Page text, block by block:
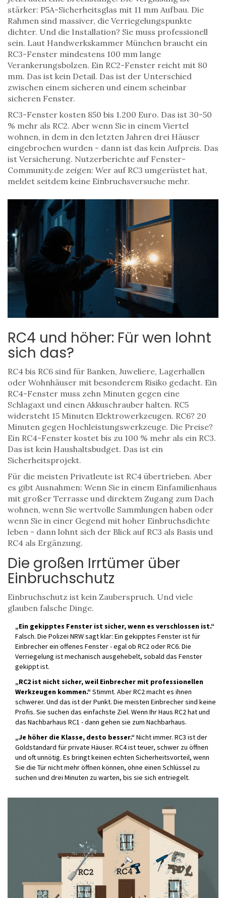
stärker: P5A-Sicherheitsglas mit 11 mm Aufbau. Die
Rahmen sind massiver, die Verriegelungspunkte
dichter. Und die Installation? Sie muss professionell
sein. Laut Handwerkskammer München braucht ein
RC3-Fenster mindestens 100 mm lange
Verankerungsbolzen. Ein RC2-Fenster reicht mit 80
mm. Das ist kein Detail. Das ist der Unterschied
zwischen einem sicheren und einem scheinbar
sicheren Fenster.
RC3-Fenster kosten 850 bis 1.200 Euro. Das ist 30-50
% mehr als RC2. Aber wenn Sie in einem Viertel
wohnen, in dem in den letzten Jahren drei Häuser
eingebrochen wurden - dann ist das kein Aufpreis. Das
ist Versicherung. Nutzerberichte auf Fenster-
Community.de zeigen: Wer auf RC3 umgerüstet hat,
meldet seitdem keine Einbruchsversuche mehr.
RC4 und höher: Für wen lohnt
sich das?
RC4 bis RC6 sind für Banken, Juweliere, Lagerhallen
oder Wohnhäuser mit besonderem Risiko gedacht. Ein
RC4-Fenster muss zehn Minuten gegen eine
Schlagaxt und einen Akkuschrauber halten. RC5
widersteht 15 Minuten Elektrowerkzeugen. RC6? 20
Minuten gegen Hochleistungswerkzeuge. Die Preise?
Ein RC4-Fenster kostet bis zu 100 % mehr als ein RC3.
Das ist kein Haushaltsbudget. Das ist ein
Sicherheitsprojekt.
Für die meisten Privatleute ist RC4 übertrieben. Aber
es gibt Ausnahmen: Wenn Sie in einem Einfamilienhaus
mit großer Terrasse und direktem Zugang zum Dach
wohnen, wenn Sie wertvolle Sammlungen haben oder
wenn Sie in einer Gegend mit hoher Einbruchsdichte
leben - dann lohnt sich der Blick auf RC3 als Basis und
RC4 als Ergänzung.
Die großen Irrtümer über
Einbruchschutz
Einbruchschutz ist kein Zauberspruch. Und viele
glauben falsche Dinge.
„Ein gekipptes Fenster ist sicher, wenn es verschlossen ist.“
Falsch. Die Polizei NRW sagt klar: Ein gekipptes Fenster ist für
Einbrecher ein offenes Fenster - egal ob RC2 oder RC6. Die
Verriegelung ist mechanisch ausgehebelt, sobald das Fenster
gekippt ist.
„RC2 ist nicht sicher, weil Einbrecher mit professionellen
Werkzeugen kommen.“Stimmt. Aber RC2 macht es ihnen
schwerer. Und das ist der Punkt. Die meisten Einbrecher sind keine
Profis. Sie suchen das einfachste Ziel. Wenn Ihr Haus RC2 hat und
das Nachbarhaus RC1 - dann gehen sie zum Nachbarhaus.
„Je höher die Klasse, desto besser.“Nicht immer. RC3 ist der
Goldstandard für private Häuser. RC4 ist teuer, schwer zu öffnen
und oft unnötig. Es bringt keinen echten Sicherheitsvorteil, wenn
Sie die Tür nicht mehr öffnen können, ohne einen Schlüssel zu
suchen und drei Minuten zu warten, bis sie sich entriegelt.